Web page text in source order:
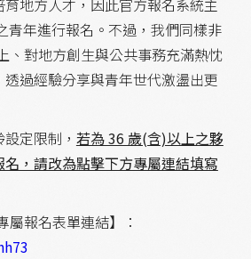
地方人才，因此官方報名系統主
青年進行報名。不過，我們同樣非
、對地方創生與公共事務充滿熱忱
過經驗分享與青年世代激盪出更
定限制， 若為 36 歲(含)以上之夥
，請改為點擊下方專屬連結填寫
報名表單連結】：